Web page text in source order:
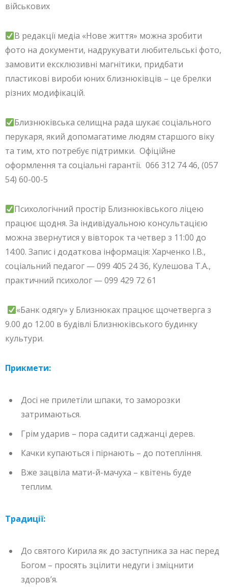
військових
В редакції медіа «Нове життя» можна зробити
фото на документи, надрукувати любительські фото,
замовити ексклюзивні магнітики, придбати
пластикові вироби юних близнюківців – це брелки
різних модифікацій.
Близнюківська селищна рада шукає соціального
перукаря, який допомагатиме людям старшого віку
та тим, хто потребує підтримки. Офіційне
оформлення та соціальні гарантії. 066 312 74 46, (057
54) 60-00-5
Психологічний простір Близнюківського ліцею
працює щодня. За індивідуальною консультацією
можна звернутися у вівторок та четвер з 11:00 до
14:00. Запис і додаткова інформація: Харченко І.В.,
соціальний педагог — 099 405 24 36, Кулешова Т.А.,
практичний психолог — 099 429 72 61
«Банк одягу» у Близнюках працює щочетверга з
9.00 до 12.00 в будівлі Близнюківського будинку
культури.
Прикмети:
Досі не прилетіли шпаки, то заморозки
затримаються.
Грім ударив – пора садити саджанці дерев.
Качки купаються і пірнають – до потепління.
Вже зацвіла мати-й-мачуха – квітень буде
теплим.
Традиції:
До святого Кирила як до заступника за нас перед
Богом – просять зцілити недуги і зміцнити
здоров’я.